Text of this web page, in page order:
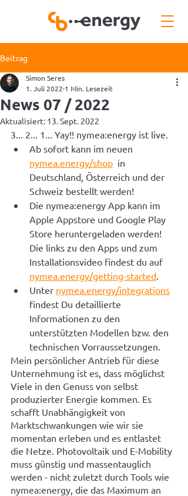
Beitrag
News 07 / 2022
Simon Seres
1. Juli 2022 1 Min. Lesezeit
Aktualisiert: 13. Sept. 2022
3... 2... 1... Yay!! nymea:energy ist live.
Ab sofort kann im neuen
nymea.energy/shop
  in
Deutschland, Österreich und der
Schweiz bestellt werden!
Die nymea:energy App kann im
Apple Appstore und Google Play
Store heruntergeladen werden!
Die links zu den Apps und zum
Installationsvideo findest du auf
nymea.energy/getting-started.
Unter nymea.energy/integrations
findest Du detaillierte
Informationen zu den
unterstützten Modellen bzw. den
technischen Vorraussetzungen.
Mein persönlicher Antrieb für diese
Unternehmung ist es, dass möglichst
Viele in den Genuss von selbst
produzierter Energie kommen. Es
schafft Unabhängigkeit von
Marktschwankungen wie wir sie
momentan erleben und es entlastet
die Netze. Photovoltaik und E-Mobility
muss günstig und massentauglich
werden - nicht zuletzt durch Tools wie
nymea:energy, die das Maximum an